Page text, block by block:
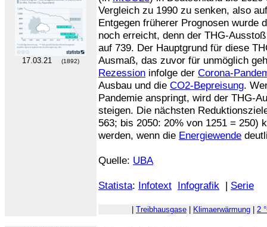
17.03.21 (1892)
Vergleich zu 1990 zu senken, also
Entgegen früherer Prognosen wurde
noch erreicht, denn der THG-
auf 739. Der Hauptgrund für diese
Ausmaß, das zuvor für unmöglich
Rezession infolge der Corona-
Ausbau und die CO2-Bepreisung.
Pandemie anspringt, wird der THG-
steigen. Die nächsten
563; bis 2050: 20% von 1251 = 250)
werden, wenn die Energiewende
Quelle: UBA
Statista: Infotext Infografik | Serie
Treibhausgase Klimaerwärmung 2